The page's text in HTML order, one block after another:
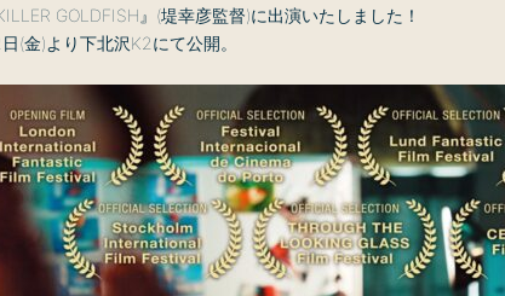
GOLDFISH』(堤幸彦監督)に出演いたしました！
(金)より下北沢K2にて公開。